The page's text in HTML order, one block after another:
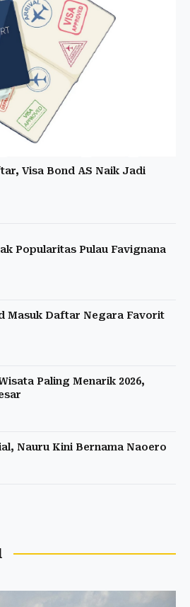
Visa Bond AS Naik Jadi
Popularitas Pulau Favignana
Masuk Daftar Negara Favorit
Paling Menarik 2026,
Nauru Kini Bernama Naoero